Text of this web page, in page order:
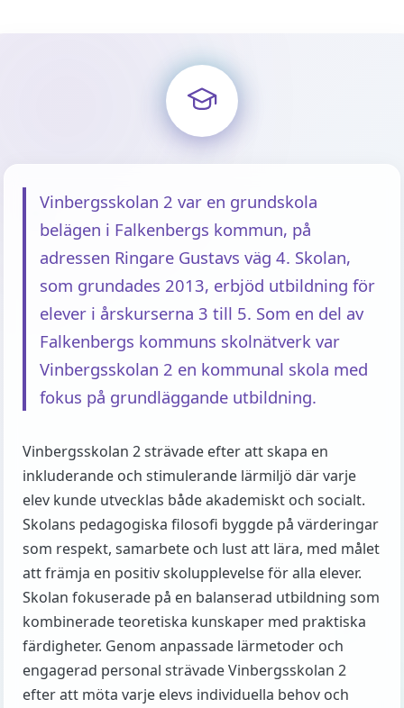
Vinbergsskolan 2 var en grundskola
belägen i Falkenbergs kommun, på
adressen Ringare Gustavs väg 4. Skolan,
som grundades 2013, erbjöd utbildning för
elever i årskurserna 3 till 5. Som en del av
Falkenbergs kommuns skolnätverk var
Vinbergsskolan 2 en kommunal skola med
fokus på grundläggande utbildning.
Vinbergsskolan 2 strävade efter att skapa en
inkluderande och stimulerande lärmiljö där varje
elev kunde utvecklas både akademiskt och socialt.
Skolans pedagogiska filosofi byggde på värderingar
som respekt, samarbete och lust att lära, med målet
att främja en positiv skolupplevelse för alla elever.
Skolan fokuserade på en balanserad utbildning som
kombinerade teoretiska kunskaper med praktiska
färdigheter. Genom anpassade lärmetoder och
engagerad personal strävade Vinbergsskolan 2
efter att möta varje elevs individuella behov och